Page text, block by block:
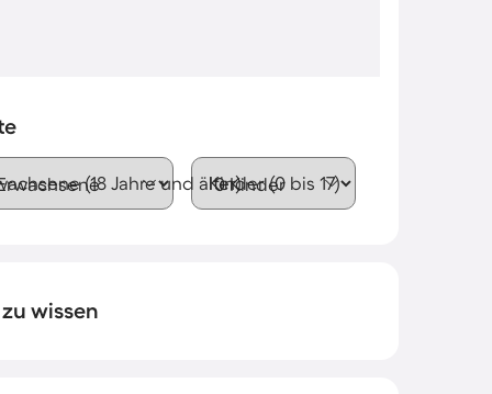
(18 Jahre und älter)Kinder (0 bis 17)
wissen